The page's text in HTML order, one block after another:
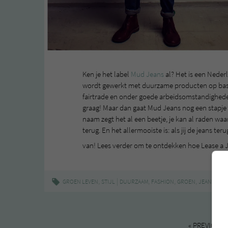
Ken je het label Mud Jeans al? Het is een
wordt gewerkt met duurzame producten op
fairtrade en onder goede
graag! Maar dan gaat Mud Jeans nog een
naam zegt het al een beetje, je kan al raden
terug. En het allermooiste is: als jij de jeans
van! Lees verder om te ontdekken hoe Lease a
GROEN LEVEN, STIJL DUURZAAM, FASHION, GROEN, JEANS
«